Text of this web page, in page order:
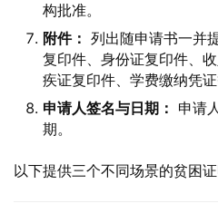
构批准。
附件： 列出随申请书一并
复印件、身份证复印件、
疾证复印件、学费缴纳凭证
申请人签名与日期： 申请
期。
以下提供三个不同场景的贫困